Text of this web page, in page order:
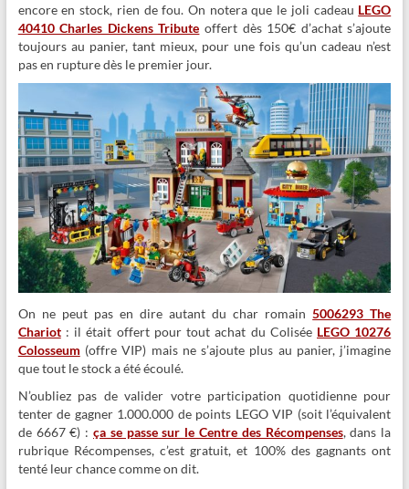
encore en stock, rien de fou. On notera que le joli cadeau LEGO
40410 Charles Dickens Tribute offert dès 150€ d’achat s’ajoute
toujours au panier, tant mieux, pour une fois qu’un cadeau n’est
pas en rupture dès le premier jour.
On ne peut pas en dire autant du char romain5006293 The
Chariot: il était offert pour tout achat du Colisée LEGO 10276
Colosseum (offre VIP) mais ne s’ajoute plus au panier, j’imagine
que tout le stock a été écoulé.
N’oubliez pas de valider votre participation quotidienne pour
tenter de gagner 1.000.000 de points LEGO VIP (soit l’équivalent
de 6667 €) : ça se passe sur le Centre des Récompenses, dans la
rubrique Récompenses, c’est gratuit, et 100% des gagnants ont
tenté leur chance comme on dit.